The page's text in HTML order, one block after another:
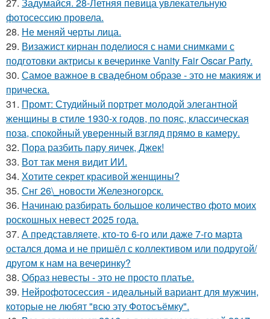
фотосессию провела.
28. Не меняй черты лица.
29. Визажист кирнан поделиося с нами снимками с
подготовки актрисы к вечеринке Vanity Fair Oscar Party.
30. Самое важное в свадебном образе - это не макияж и
прическа.
31. Промт: Студийный портрет молодой элегантной
женщины в стиле 1930-х годов, по пояс, классическая
поза, спокойный уверенный взгляд прямо в камеру.
32. Пора разбить пару яичек, Джек!
33. Вот так меня видит ИИ.
34. Хотите секрет красивой женщины?
35. Снг 26\_новости Железногорск.
36. Начинаю разбирать большое количество фото моих
роскошных невест 2025 года.
37. А представляете, кто-то 6-го или даже 7-го марта
остался дома и не пришёл с коллективом или подругой/
другом к нам на вечеринку?
38. Образ невесты - это не просто платье.
39. Нейрофотосессия - идеальный вариант для мужчин,
которые не любят "всю эту Фотосъёмку".